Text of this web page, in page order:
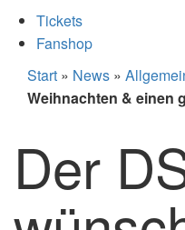
Tickets
Fanshop
Start » News »
Weihnachten & einen
Der